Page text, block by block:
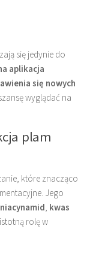
się jedynie do
aplikacja
się nowych
wyglądać na
plam
które znacząco
Jego
niacynamid, kwas
rolę w